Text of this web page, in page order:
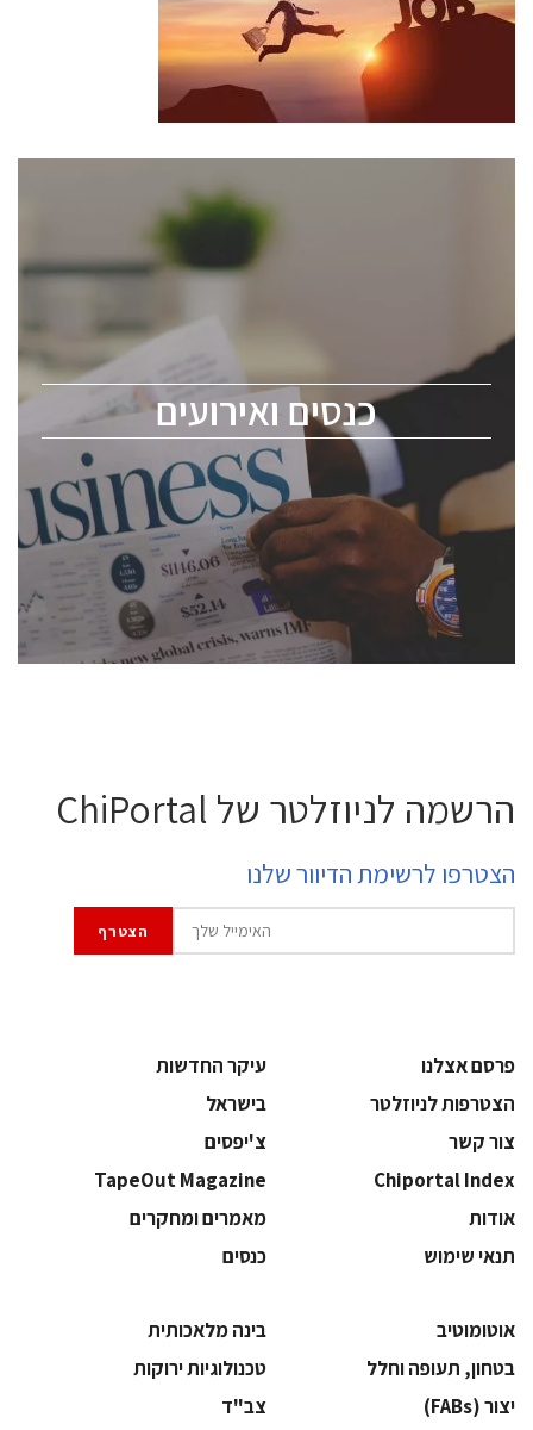
כנסים ואירועים
כנסים ואירועים
לכל העוסקים בתעשיית הסמיקונדקטור כולל מהנדסים,
ChipEx2026 will be held on May 12-13, 2026. The
conference is intended for everyone involved in the
semiconductor industry, including engineers,
professional experts, and senior executives.
לחץ לפרטים
הרשמה לניוזלטר של ChiPortal
הצטרפו לרשימת הדיוור שלנו
פרסם אצלנו
עיקר החדשות
הצטרפות לניוזלטר
בישראל
צור קשר
צ'יפסים
Chiportal Index
TapeOut Magazine
אודות
מאמרים ומחקרים
תנאי שימוש
כנסים
אוטומוטיב
בינה מלאכותית
בטחון, תעופה וחלל
‫טכנולוגיות ירוקות‬
‫יצור (‪(FABs‬‬
‫צב"ד‬